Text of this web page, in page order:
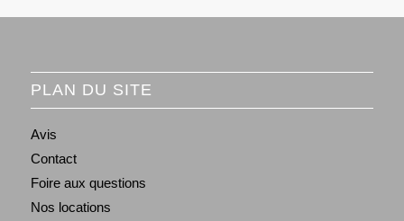
PLAN DU SITE
Avis
Contact
Foire aux questions
Nos locations